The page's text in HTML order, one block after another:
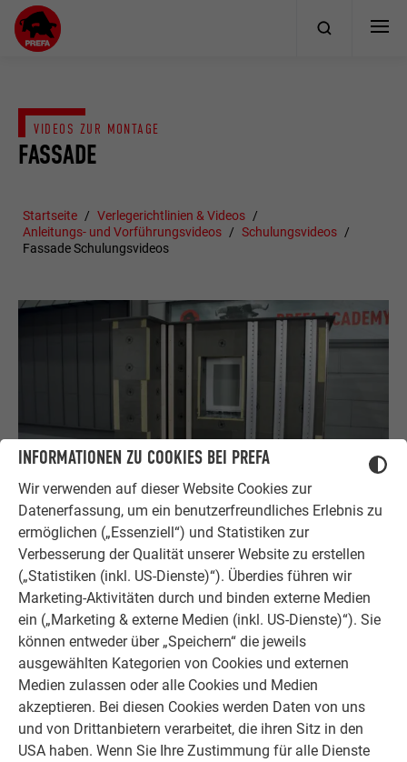
INFORMATIONEN ZU COOKIES BEI PREFA
Wir verwenden auf dieser Website Cookies zur
Datenerfassung, um ein benutzerfreundliches Erlebnis zu
ermöglichen („Essenziell“) und Statistiken zur
Verbesserung der Qualität unserer Website zu erstellen
(„Statistiken (inkl. US-Dienste)“). Überdies führen wir
Marketing-Aktivitäten durch und binden externe Medien
ein („Marketing & externe Medien (inkl. US-Dienste)“). Sie
können entweder über „Speichern“ die jeweils
ausgewählten Kategorien von Cookies und externen
Medien zulassen oder alle Cookies und Medien
akzeptieren. Bei diesen Cookies werden Daten von uns
und von Drittanbietern verarbeitet, die ihren Sitz in den
USA haben. Wenn Sie Ihre Zustimmung für alle Dienste
FASSADE
VIDEOS ZUR MONTAGE
Startseite
Verlegerichtlinien & Videos
Anleitungs- und Vorführungsvideos
Schulungsvideos
Fassade Schulungsvideos
Unterkonstruktion Schulungsvideos
WEITERLESEN